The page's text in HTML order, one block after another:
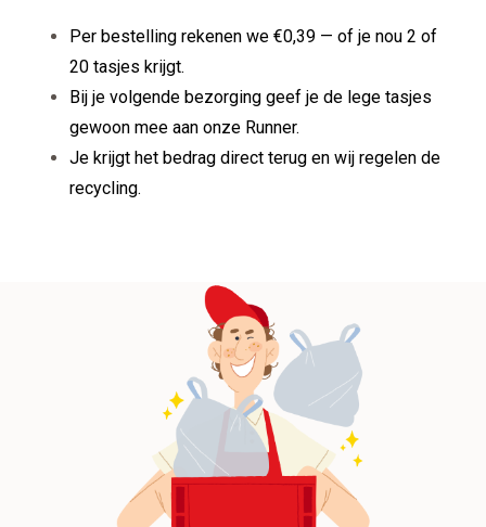
Per bestelling rekenen we €0,39 — of je nou 2 of
20 tasjes krijgt.
Bij je volgende bezorging geef je de lege tasjes
gewoon mee aan onze Runner.
Je krijgt het bedrag direct terug en wij regelen de
recycling.